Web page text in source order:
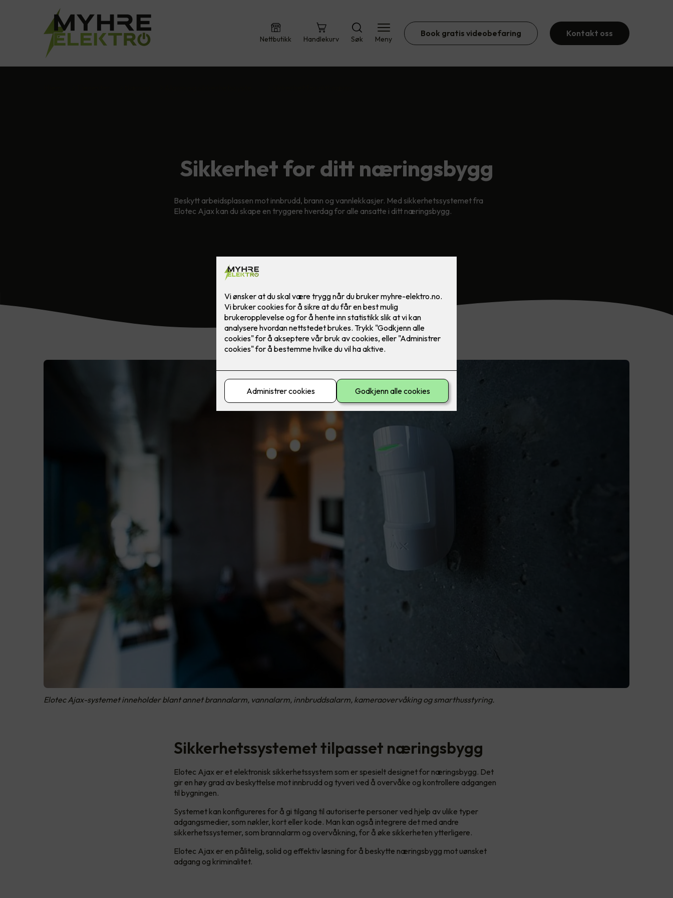
Nettbutikk Handlekurv Søk Meny
Book gratis videobefaring Kontakt oss
Sikkerhet for ditt næringsbygg
Beskytt arbeidsplassen mot innbrudd, brann og vannlekkasjer. Med sikkerhetssystemet fra
Elotec Ajax kan du skape en tryggere hverdag for alle ansatte i ditt næringsbygg.
Elotec Ajax-systemet inneholder blant annet brannalarm, vannalarm, innbruddsalarm, kameraovervåking og smarthusstyring.
Sikkerhetssystemet tilpasset næringsbygg
Elotec Ajax er et elektronisk sikkerhetssystem som er spesielt designet for næringsbygg. Det
gir en høy grad av beskyttelse mot innbrudd og tyveri ved å overvåke og kontrollere adgangen
til bygningen.
Systemet kan konfigureres for å gi tilgang til autoriserte personer ved hjelp av ulike typer
adgangsmedier, som nøkler, kort eller kode. Man kan også integrere det med andre
sikkerhetssystemer, som brannalarm og overvåkning, for å øke sikkerheten ytterligere.
Elotec Ajax er en pålitelig, solid og effektiv løsning for å beskytte næringsbygg mot uønsket
adgang og kriminalitet.